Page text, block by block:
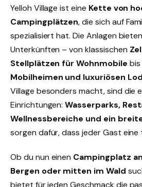
Yelloh Village ist eine Kette von
Campingplätzen, die sich auf
spezialisiert hat. Die Anlagen
Unterkünften – von klassischen
Stellplätzen für Wohnmobile
Mobilheimen und luxuriösen
Village besonders macht, sind die
Einrichtungen:Wasserparks,
Wellnessbereiche und ein
sorgen dafür, dass jeder Gast eine
Ob du nun einen Campingplatz
Bergen oder mitten im Wald
bietet für jeden Geschmack die